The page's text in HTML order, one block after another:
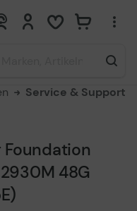
0 0
Service & Support
Foundation
48G